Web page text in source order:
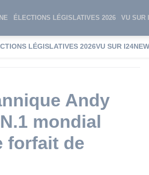
ÉLECTIONS LÉGISLATIVES 2026 VU SUR
LÉGISLATIVES 2026VU SUR
Andy
mondial
forfait de